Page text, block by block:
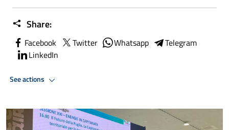
Share:
Facebook Twitter Whatsapp
Telegram
LinkedIn
See actions